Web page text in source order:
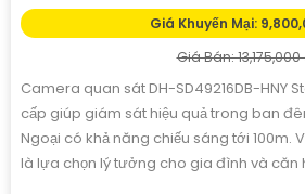
Giá Khuyến Mại:
Giá Bán: 13,175,000
Camera quan sát DH-SD49216DB-HNY
cấp giúp giám sát hiệu quả trong ban
Ngoại có khả năng chiếu sáng tới 100m.
là lựa chọn lý tưởng cho gia đình và căn